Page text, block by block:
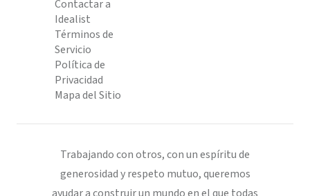
Contactar a
Idealist
Términos de
Servicio
Política de
Privacidad
Mapa del Sitio
Trabajando con otros, con un espíritu de
generosidad y respeto mutuo, queremos